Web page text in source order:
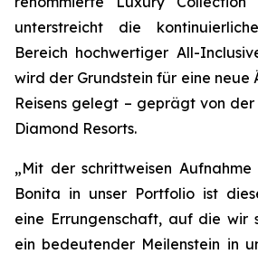
unterstreicht die
Bereich hochwertiger All-
wird der Grundstein für eine neue
Reisens gelegt – geprägt von
Diamond Resorts.
„Mit der schrittweisen
Bonita in unser Portfolio ist
eine Errungenschaft, auf die wir
ein bedeutender Meilenstein in